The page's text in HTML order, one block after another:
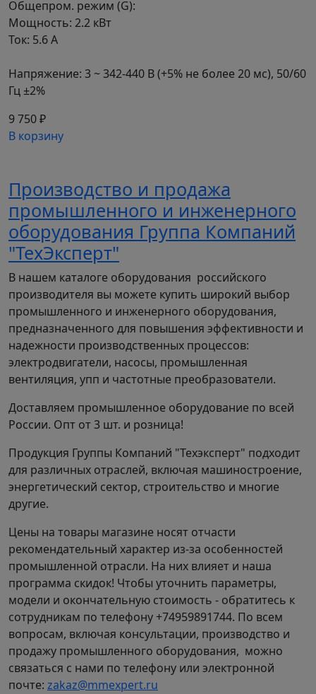
Технические характеристики УПП
(софтстартеров):
Чертёж:
Устройства плавного пуска гарантируют
безопасный запуск и защиту для
электродвигателей и насосов. Приобретите
софтстартер с выгодной ценой, быстрой
доставкой и гарантией.
ООО "ТехЭксперт" предлагает
профессиональные консультации и высокое
качество обслуживания. Звоните, чтобы узнать
больше.
Общепром. режим (G):
Мощность: 2.2 кВт
Ток: 5.6 А
Напряжение: 3 ~ 342-440 В (+5% не более 20 мс), 50/60
Гц ±2%
9 750 ₽
В корзину
Производство и продажа
промышленного и инженерного
оборудования Группа Компаний
"ТехЭксперт"
В нашем каталоге оборудования российского
производителя вы можете купить широкий выбор
промышленного и инженерного оборудования,
предназначенного для повышения эффективности и
надежности производственных процессов:
электродвигатели, насосы, промышленная
вентиляция, упп и частотные преобразователи.
Доставляем промышленное оборудование по всей
России. Опт от 3 шт. и розница!
Продукция Группы Компаний "Техэксперт" подходит
для различных отраслей, включая машиностроение,
энергетический сектор, строительство и многие
другие.
Цены на товары магазине носят отчасти
рекомендательный характер из-за особенностей
промышленной отрасли. На них влияет и наша
программа скидок! Чтобы уточнить параметры,
модели и окончательную стоимость - обратитесь к
сотрудникам по телефону +74959891744. По всем
вопросам, включая консультации, производство и
продажу промышленного оборудования, можно
связаться с нами по телефону или электронной
почте: zakaz@mmexpert.ru